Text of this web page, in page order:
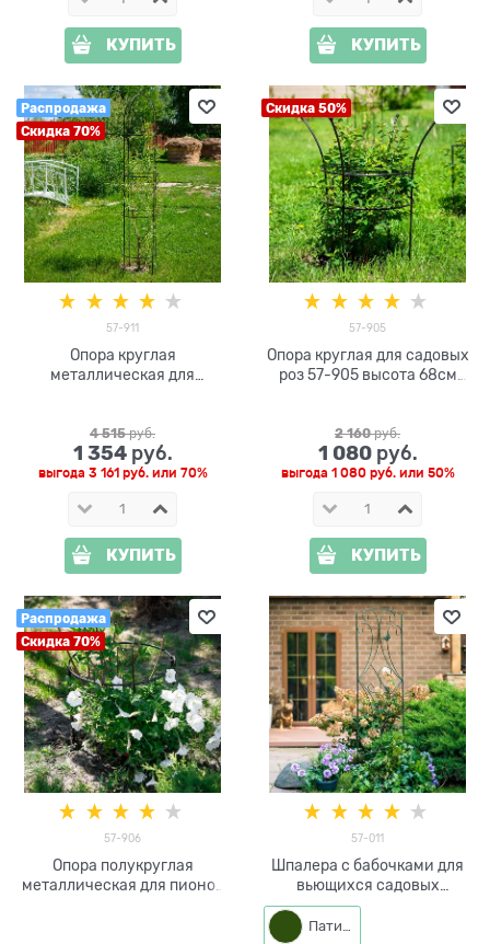
КУПИТЬ КУПИТЬ
Распродажа
Скидка 70%
57-911
Опора круглая
металлическая для
4 515 руб.
1 354 руб.
выгода 3 161 руб.или 70%
КУПИТЬ
Скидка 50%
57-905
Опора круглая для садовых
роз 57-905 высота 68см
2 160 руб.
1 080 руб.
выгода 1 080 руб.или 50%
КУПИТЬ
Распродажа
Скидка 70%
57-906
Опора полукруглая
металлическая для пионов
57-011
Шпалера с бабочками для
вьющихся садовых
растений 57-011 h=150 см
Патина